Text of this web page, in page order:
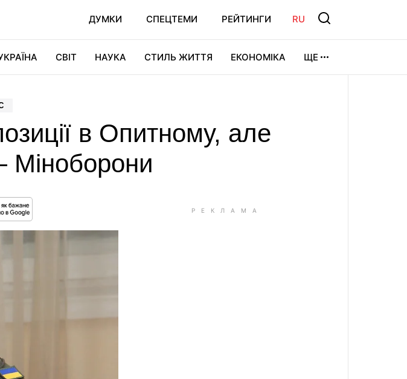
ДУМКИ СПЕЦТЕМИ РЕЙТИНГИ RU
СВІТ НАУКА СТИЛЬ ЖИТТЯ ЕКОНОМІКА ЩЕ
в Опитному, але
Міноборони